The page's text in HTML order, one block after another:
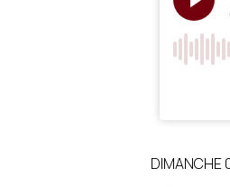
DIMANCHE